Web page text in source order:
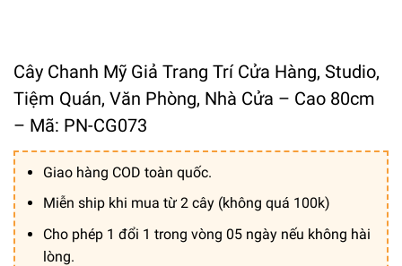
Cây Chanh Mỹ Giả Trang Trí Cửa Hàng, Studio,
Tiệm Quán, Văn Phòng, Nhà Cửa – Cao 80cm
– Mã: PN-CG073
Giao hàng COD toàn quốc.
Miễn ship khi mua từ 2 cây (không quá 100k)
Cho phép 1 đổi 1 trong vòng 05 ngày nếu không hài
lòng.